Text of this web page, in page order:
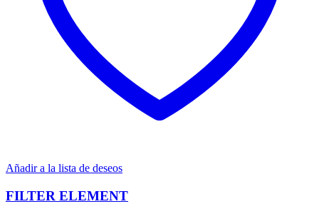
Añadir a la lista de deseos
FILTER ELEMENT